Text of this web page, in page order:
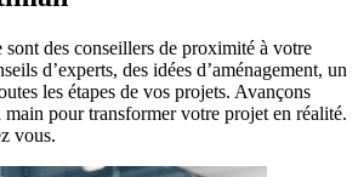
des conseillers de proximité à votre
d’experts, des idées d’aménagement, un
les étapes de vos projets. Avançons
main pour transformer votre projet en réalité.
vous.